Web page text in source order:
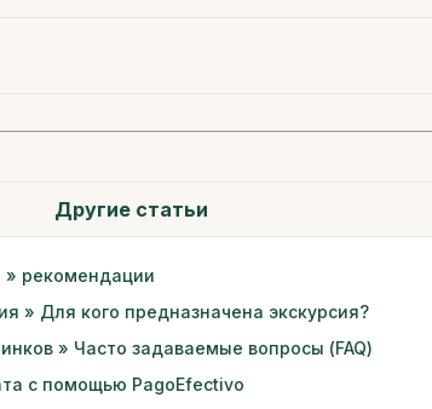
Другие статьи
» рекомендации
» Для кого предназначена экскурсия?
» Часто задаваемые вопросы (FAQ)
с помощью PagoEfectivo